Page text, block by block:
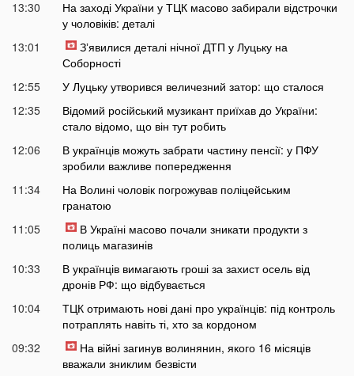
13:30
На заході України у ТЦК масово забирали відстрочки
у чоловіків: деталі
13:01
Зʼявилися деталі нічної ДТП у Луцьку на
Соборності
12:55
У Луцьку утворився величезний затор: що сталося
12:35
Відомий російський музикант приїхав до України:
стало відомо, що він тут робить
12:06
В українців можуть забрати частину пенсії: у ПФУ
зробили важливе попередження
11:34
На Волині чоловік погрожував поліцейським
гранатою
11:05
В Україні масово почали зникати продукти з
полиць магазинів
10:33
В українців вимагають гроші за захист осель від
дронів РФ: що відбувається
10:04
ТЦК отримають нові дані про українців: під контроль
потраплять навіть ті, хто за кордоном
09:32
На війні загинув волинянин, якого 16 місяців
вважали зниклим безвісти